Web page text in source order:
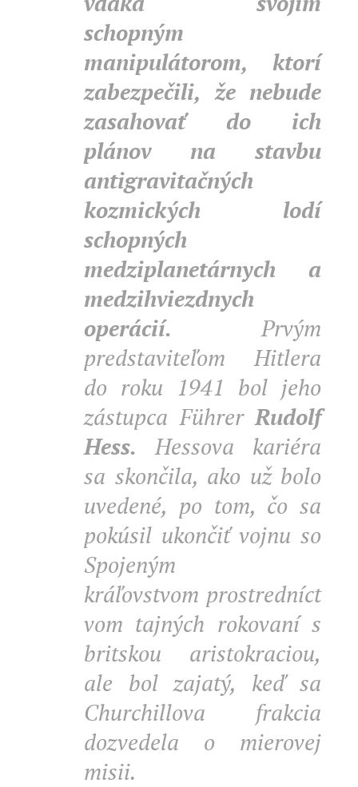
schopným
manipulátorom, ktorí
zabezpečili, že nebude
zasahovať do ich
plánov na stavbu
antigravitačných
kozmických lodí
schopných
medziplanetárnych a
medzihviezdnych
operácií.Prvým
predstaviteľom Hitlera
do roku 1941 bol jeho
zástupca FührerRudolf
Hess.Hessova kariéra
sa skončila, ako už bolo
uvedené, po tom, čo sa
pokúsil ukončiť vojnu so
Spojeným
kráľovstvom prostredníct
vom tajných rokovaní s
britskou aristokraciou,
ale bol zajatý, keď sa
Churchillova frakcia
dozvedela o mierovej
misii.